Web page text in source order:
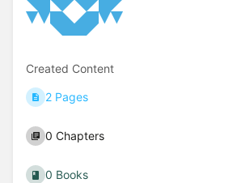
Created Content
2 Pages
0 Chapters
0 Books